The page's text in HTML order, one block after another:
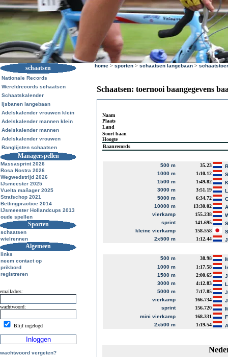
schaatsen
Nationale Records
Wereldrecords schaatsen
Schaatskalender
Ijsbanen langebaan
Adelskalender vrouwen klein
Adelskalender mannen klein
Adelskalender mannen
Adelskalender vrouwen
Ranglijsten schaatsen
Managerspellen
Massasprint 2026
Rosa Nostra 2026
Wegwedstrijd 2026
IJsmeester 2025
Vuelta mañager 2025
Strafschop 2021
Bettingpractice 2014
IJsmeester Hollandcups 2013
oude spellen
Sporten
schaatsen
wielrennen
Algemeen
links
neem contact op
prikbord
registreren
emailadres:
wachtwoord:
Blijf ingelogd
wachtwoord vergeten?
home > sporten > schaatsen langebaan >
Schaatsen: toernooi baangegevens
Naam
Plaats
Land
Soort baan
Hoogte
Baanrecords
500 m 35.23
1000 m
1:10.12
1500 m
1:49.82
3000 m
3:51.19
5000 m
6:34.72
10000 m
13:30.02
vierkamp
155.238
sprint
141.695
kleine vierkamp
158.558
2x500 m
1:12.44
500 m 38.98
1000 m
1:17.58
1500 m
2:00.65
3000 m
4:12.83
5000 m
7:17.85
vierkamp
166.734
sprint
156.720
mini vierkamp
168.331
2x500 m
1:19.54